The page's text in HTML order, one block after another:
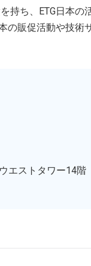
ち、ETG日本の
の販促活動や技
ストタワー14階